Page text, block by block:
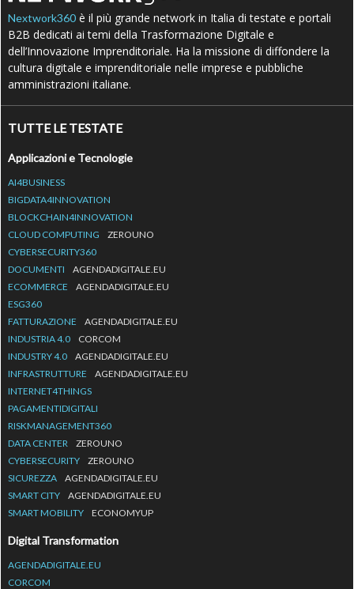
Nextwork360 è il più grande network in Italia di testate e portali
B2B dedicati ai temi della Trasformazione Digitale e
dell’Innovazione Imprenditoriale. Ha la missione di diffondere la
cultura digitale e imprenditoriale nelle imprese e pubbliche
amministrazioni italiane.
TUTTE LE TESTATE
Applicazioni e Tecnologie
AI4BUSINESS
BIGDATA4INNOVATION
BLOCKCHAIN4INNOVATION
CLOUD COMPUTING
ZEROUNO
CYBERSECURITY360
DOCUMENTI
AGENDADIGITALE.EU
ECOMMERCE
AGENDADIGITALE.EU
ESG360
FATTURAZIONE
AGENDADIGITALE.EU
INDUSTRIA 4.0
CORCOM
INDUSTRY 4.0
AGENDADIGITALE.EU
INFRASTRUTTURE
AGENDADIGITALE.EU
INTERNET4THINGS
PAGAMENTIDIGITALI
RISKMANAGEMENT360
DATA CENTER
ZEROUNO
CYBERSECURITY
ZEROUNO
SICUREZZA
AGENDADIGITALE.EU
SMART CITY
AGENDADIGITALE.EU
SMART MOBILITY
ECONOMYUP
Digital Transformation
AGENDADIGITALE.EU
CORCOM